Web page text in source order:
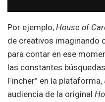
Por ejemplo, House of
de creativos imaginando
para contar en ese
las constantes búsquedas
Fincher” en la
audiencia de la original